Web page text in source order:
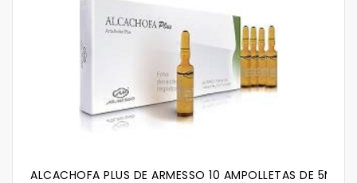
ALCACHOFA PLUS DE ARMESSO 10 AMPOLLETAS DE 5ML